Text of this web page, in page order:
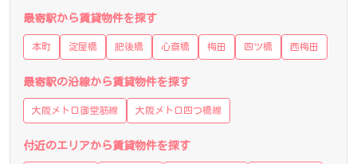
最寄駅から賃貸物件を探す
本町 淀屋橋 肥後橋 心斎橋 梅田 四ツ橋 西梅田
最寄駅の沿線から賃貸物件を探す
大阪メトロ御堂筋線 大阪メトロ四つ橋線
付近のエリアから賃貸物件を探す